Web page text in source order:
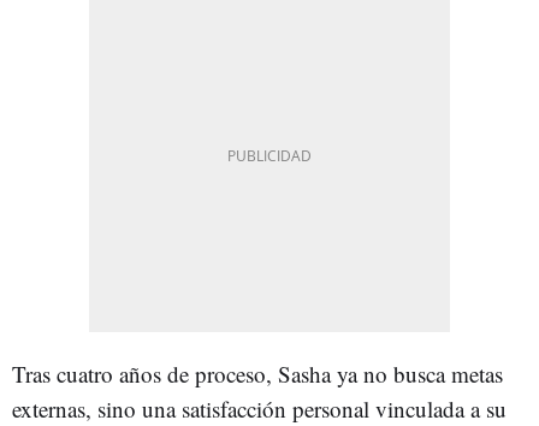
Tras cuatro años de proceso, Sasha ya no busca metas
externas, sino una satisfacción personal vinculada a su